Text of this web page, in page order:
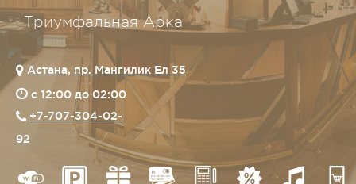
Триумфальная Арка
Астана, пр. Мангилик Ел 35
c 12:00 до 02:00
+7-707-304-02-
92